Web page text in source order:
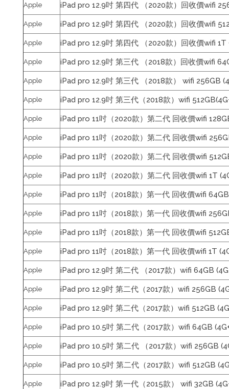
Apple iPad pro 12.9吋 第四代 （2020款）回收價wifi
Apple iPad pro 12.9吋 第四代 （2020款）回收價wifi
Apple iPad pro 12.9吋 第四代 （2020款）回收價wifi 1T
Apple iPad pro 12.9吋 第三代 （2018款）回收價wifi
Apple iPad pro 12.9吋 第三代 （2018款） wifi 256GB
Apple iPad pro 12.9吋 第三代（2018款）wifi
Apple iPad pro 11吋（2020款）第二代 回收價wifi
Apple iPad pro 11吋（2020款）第二代 回收價wifi
Apple iPad pro 11吋（2020款）第二代 回收價wifi
Apple iPad pro 11吋（2020款）第二代 回收價wifi 1T
Apple iPad pro 11吋（2018款）第一代 回收價wifi
Apple iPad pro 11吋（2018款）第一代 回收價wifi
Apple iPad pro 11吋（2018款）第一代 回收價wifi
Apple iPad pro 11吋（2018款）第一代 回收價wifi 1T
Apple iPad pro 12.9吋 第二代 （2017款）wifi 64GB
Apple iPad pro 12.9吋 第二代（2017款）wifi 256GB
Apple iPad pro 12.9吋 第二代（2017款）wifi 512GB
Apple iPad pro 10.5吋 第二代（2017款）wifi 64GB
Apple iPad pro 10.5吋 第二代 （2017款）wifi 256GB
Apple iPad pro 10.5吋 第二代（2017款）wifi 512GB
Apple iPad pro 12.9吋 第一代（2015款） wifi 32GB